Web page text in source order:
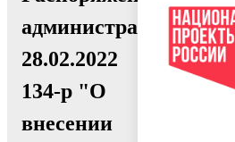
администрации
28.02.2022
134-р "О
внесении